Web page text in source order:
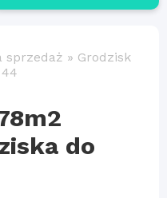
sprzedaż » Grodzisk
do